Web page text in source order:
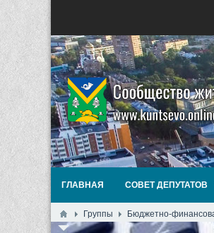
ГЛАВНАЯ СОВЕТ ДЕПУТАТОВ
Группы Бюджетно-